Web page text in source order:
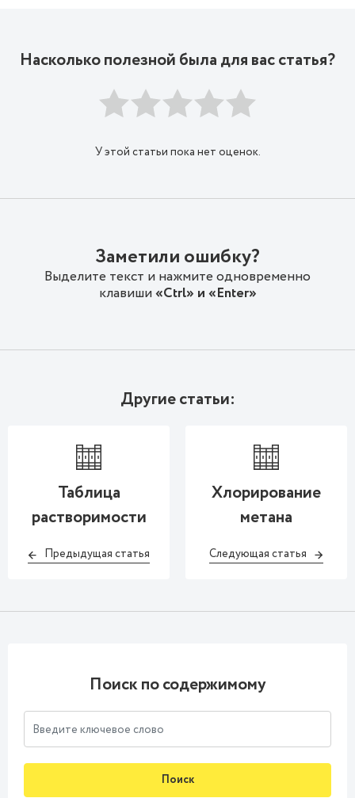
Насколько полезной была для вас статья?
У этой статьи пока нет оценок.
Заметили ошибку?
Выделите текст и нажмите одновременно
клавиши«Ctrl» и «Enter»
Другие статьи:
Таблица
растворимости
Предыдущая статья
Хлорирование
метана
Следующая статья
Поиск по содержимому
Поиск